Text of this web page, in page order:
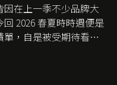
在上一季不少品牌大
2026 春夏時時週便是
，自是被受期待看他
在過去幾個季度業績
Balenciaga 的愛將